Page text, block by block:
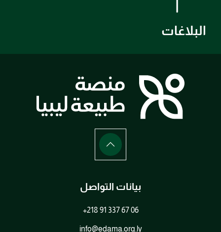
البلاغات
بيانات التواصل
+218 91 337 67 06
info@edama.org.ly